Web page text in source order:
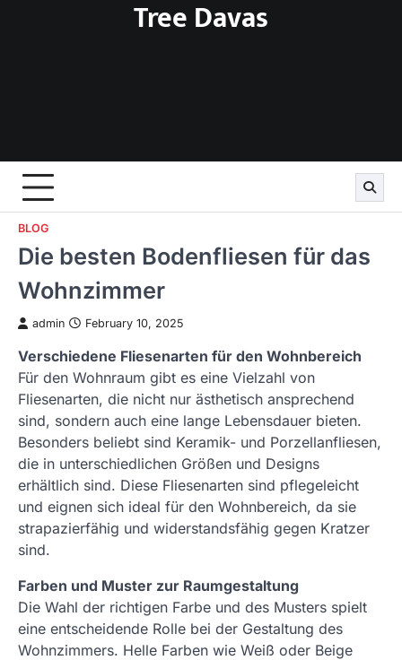
Tree Davas
BLOG
Die besten Bodenfliesen für das
Wohnzimmer
admin February 10, 2025
Verschiedene Fliesenarten für den Wohnbereich
Für den Wohnraum gibt es eine Vielzahl von
Fliesenarten, die nicht nur ästhetisch ansprechend
sind, sondern auch eine lange Lebensdauer bieten.
Besonders beliebt sind Keramik- und Porzellanfliesen,
die in unterschiedlichen Größen und Designs
erhältlich sind. Diese Fliesenarten sind pflegeleicht
und eignen sich ideal für den Wohnbereich, da sie
strapazierfähig und widerstandsfähig gegen Kratzer
sind.
Farben und Muster zur Raumgestaltung
Die Wahl der richtigen Farbe und des Musters spielt
eine entscheidende Rolle bei der Gestaltung des
Wohnzimmers. Helle Farben wie Weiß oder Beige